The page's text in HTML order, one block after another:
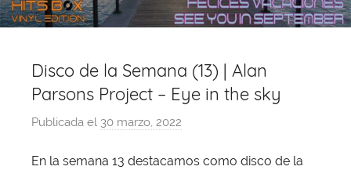
Disco de la Semana (13) | Alan
Parsons Project – Eye in the sky
Publicada el 30 marzo, 2022
r
En la semana 13 destacamos como disco de la